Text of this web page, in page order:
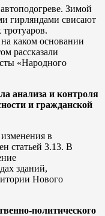
Зимой
гирляндами свисают
каком основании
рассказали
«Народного
анализа и контроля
и гражданской
в
статьей 3.13. В
зданий,
Нового
политического